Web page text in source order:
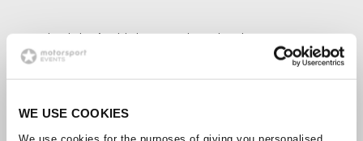
WE USE COOKIES
Als je hebtnietIk heb een annuleringsbericht ontvangen met
betrekking tot je ticketbestelling, je boeking is niet geannuleerd en
er wordt verwacht dat je de tickets die je hebt besteld te zijner tijd
zult ontvangen. Het management van het bedrijf werkt samen met